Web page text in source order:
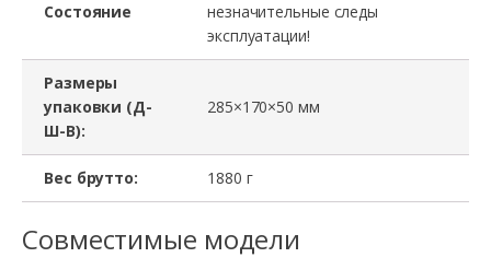
0.8
Состояние
незначительные следы
эксплуатации!
Размеры
упаковки (Д-
Ш-В):
285×170×50 мм
Вес брутто: 1880 г
Совместимые модели